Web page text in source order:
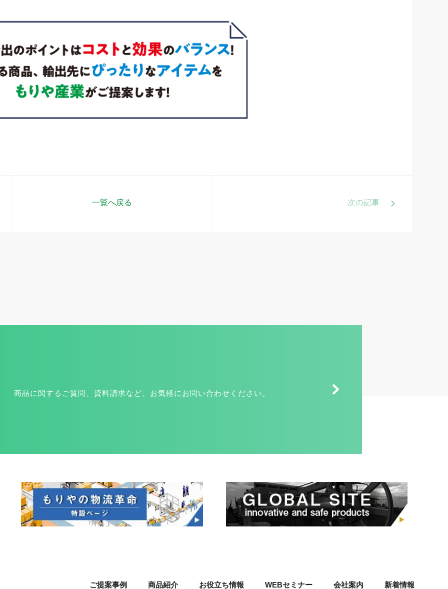
一覧へ戻る 次の記事
商品に関するご質問、資料請求など、お気軽にお問い合わせください。
ご提案事例 商品紹介 お役立ち情報 WEBセミナー 会社案内 新着情報